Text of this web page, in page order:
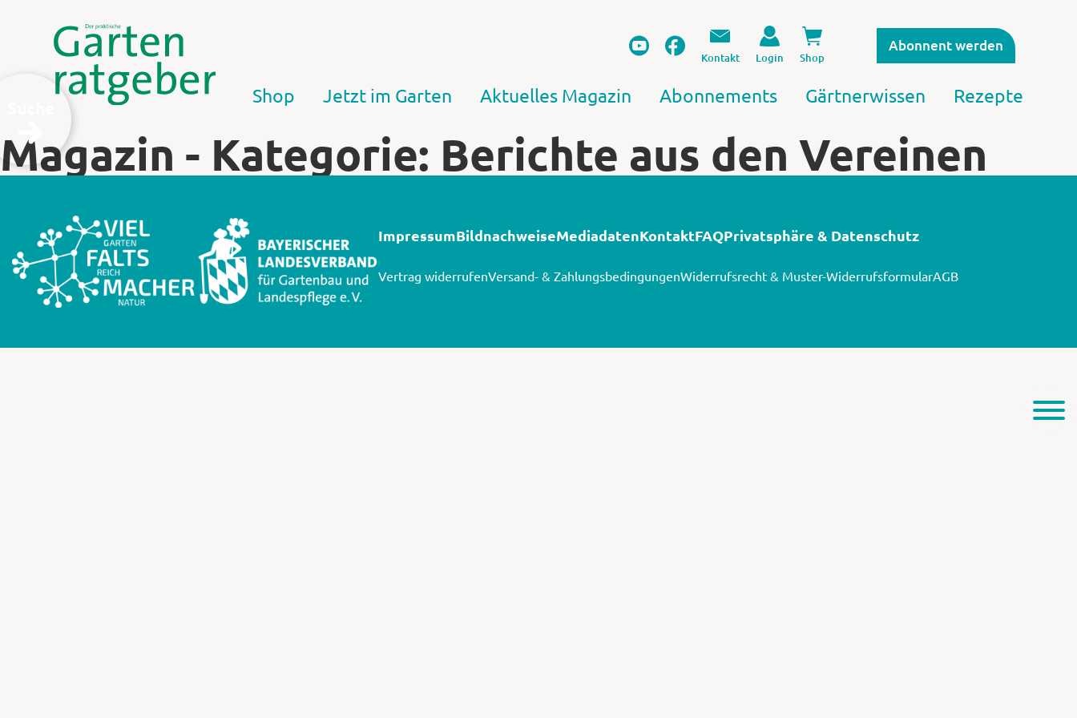
Kontakt Login Shop
Abonnent werden
Shop Jetzt im Garten Aktuelles Magazin Abonnements Gärtnerwissen Rezepte
Magazin - Kategorie: Berichte aus den Vereinen
ImpressumBildnachweiseMediadatenKontaktFAQPrivatsphäre & Datenschutz
Vertrag widerrufenVersand- & ZahlungsbedingungenWiderrufsrecht & Muster-WiderrufsformularAGB